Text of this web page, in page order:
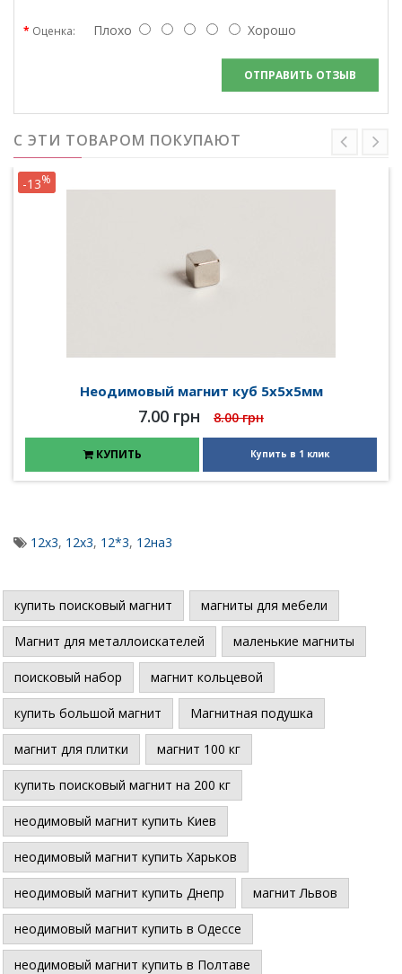
Оценка: Плохо Хорошо
ОТПРАВИТЬ ОТЗЫВ
С ЭТИ ТОВАРОМ ПОКУПАЮТ
Неодимовый магнит куб 5х5х5мм
7.00 грн 8.00 грн
-13%
КУПИТЬ Купить в 1 клик
12x3, 12х3, 12*3, 12на3
купить поисковый магнит магниты для мебели
Магнит для металлоискателей маленькие магниты
поисковый набор магнит кольцевой
купить большой магнит Магнитная подушка
магнит для плитки магнит 100 кг
купить поисковый магнит на 200 кг
неодимовый магнит купить Киев
неодимовый магнит купить Харьков
неодимовый магнит купить Днепр магнит Львов
неодимовый магнит купить в Одессе
неодимовый магнит купить в Полтаве